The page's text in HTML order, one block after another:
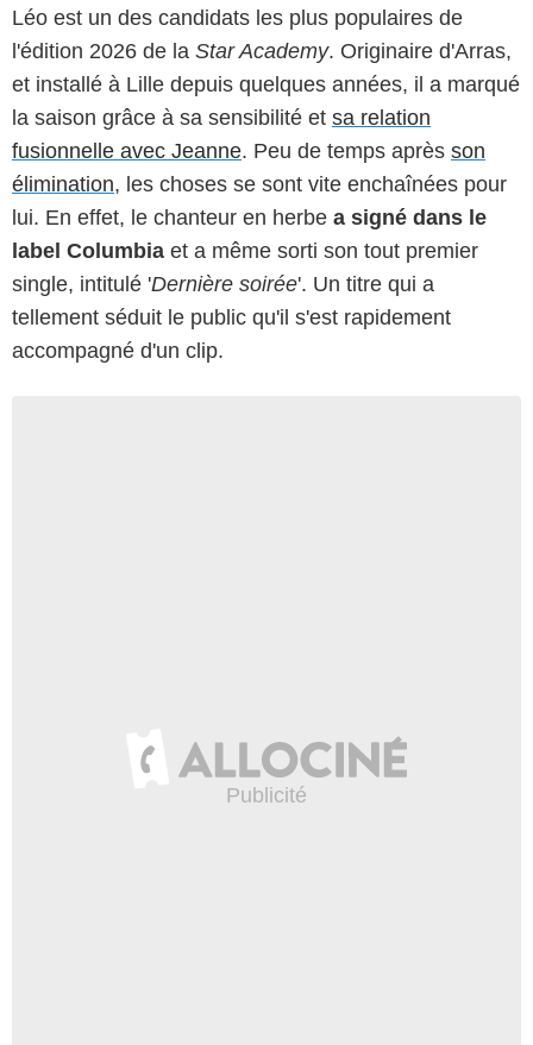
Léo est un des candidats les plus populaires de
l'édition 2026 de la Star Academy. Originaire d'Arras,
et installé à Lille depuis quelques années, il a marqué
la saison grâce à sa sensibilité et sa relation
fusionnelle avec Jeanne. Peu de temps après son
élimination, les choses se sont vite enchaînées pour
lui. En effet, le chanteur en herbe a signé dans le
label Columbia et a même sorti son tout premier
single, intitulé 'Dernière soirée'. Un titre qui a
tellement séduit le public qu'il s'est rapidement
accompagné d'un clip.